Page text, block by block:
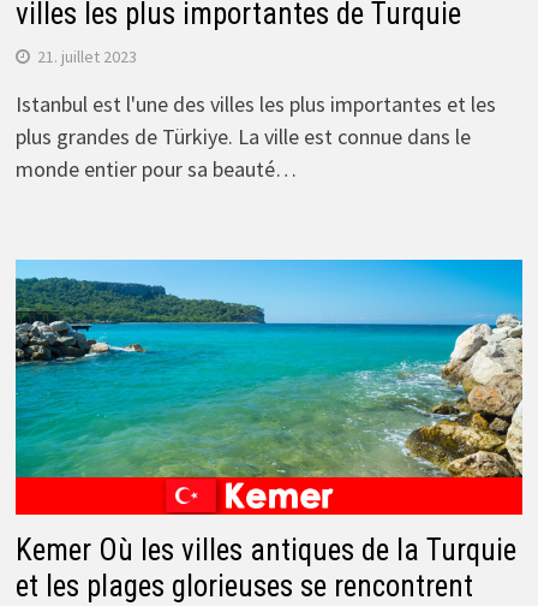
villes les plus importantes de Turquie
21. juillet 2023
Istanbul est l'une des villes les plus importantes et les
plus grandes de Türkiye. La ville est connue dans le
monde entier pour sa beauté…
Kemer Où les villes antiques de la Turquie
et les plages glorieuses se rencontrent